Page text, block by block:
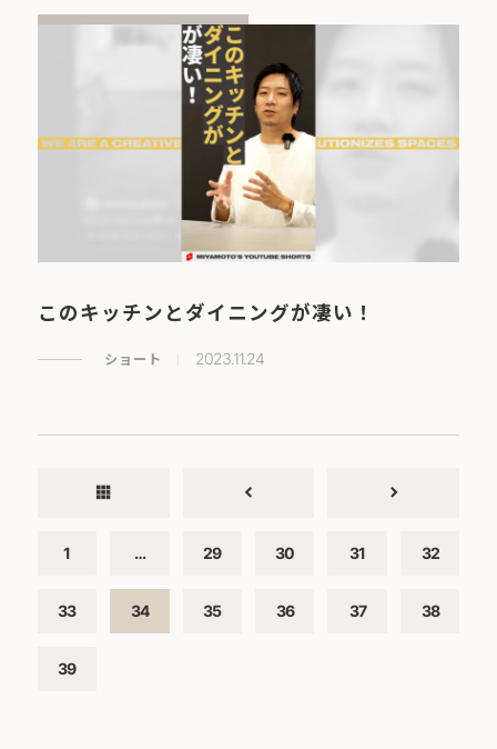
このキッチンとダイニングが凄い！
ショート 2023.11.24
apps chevron_left chevron_right
1 … 29 30 31 32
33 34 35 36 37 38
39